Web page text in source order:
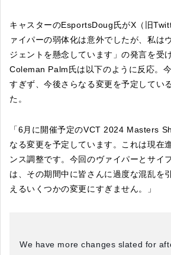
キャスターのEsportsDoug氏がX（旧
ァイパーの弱体化は意外でしたが、私は
ジェントを懸念しています」の発言を受
Coleman Palm氏は以下のように反応。
すぎず、今後さらなる変更を予定してい
た。
「6月に開催予定のVCT 2024 Masters
なる変更を予定しています。これは現在
ンス調整です。今回のヴァイパーとサイ
は、その期間中に皆さんに過度な混乱を
えるいくつかの変更にすぎません。」
We have more changes slated for